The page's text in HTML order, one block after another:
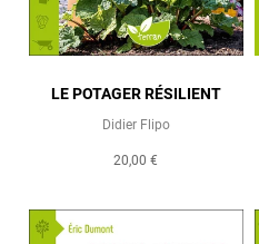
LE POTAGER RÉSILIENT
Didier Flipo
20,00 €